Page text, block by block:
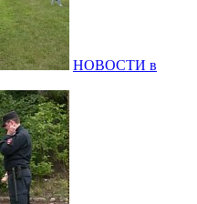
НОВОСТИ в